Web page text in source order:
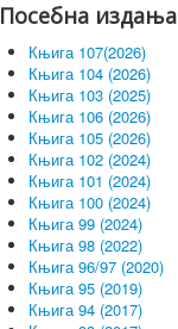
Посебна издања
Књига 107(2026)
Књига 104 (2026)
Књига 103 (2025)
Књига 106 (2026)
Књига 105 (2026)
Књига 102 (2024)
Књига 101 (2024)
Књига 100 (2024)
Књига 99 (2024)
Књига 98 (2022)
Књига 96/97 (2020)
Књига 95 (2019)
Књига 94 (2017)